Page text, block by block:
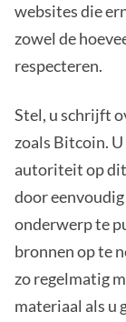
websites die
zowel de
respecteren.
Stel, u schrijft
zoals Bitcoin.
autoriteit op dit
door
onderwerp te
bronnen op te
zo regelmatig
materiaal als u